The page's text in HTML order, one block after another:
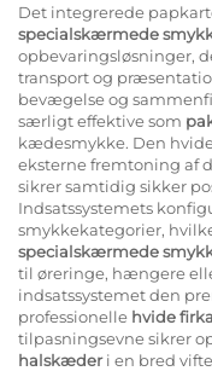
Det integrerede
specialskærmede
opbevaringsløsninger,
transport og
bevægelse og
særligt effektive som
kædesmykke. Den
eksterne fremtoning af
sikrer samtidig sikker
Indsatssystemets
smykkekategorier,
specialskærmede
til øreringe, hængere
indsatssystemet den
professionelle hvide
tilpasningsevne sikrer
halskæderi en bred